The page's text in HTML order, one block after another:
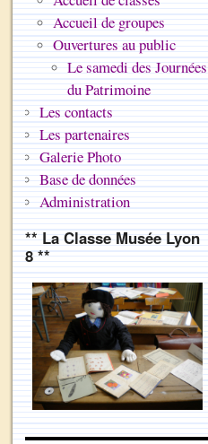
Accueil de groupes
Ouvertures au public
Le samedi des Journées
du Patrimoine
Les contacts
Les partenaires
Galerie Photo
Base de données
Administration
** La Classe Musée Lyon
8 **